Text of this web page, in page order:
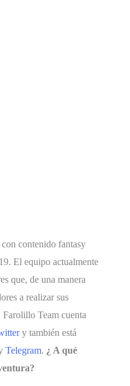
contenido fantasy
El equipo actualmente
que, de una manera
a realizar sus
Farolillo Team cuenta
y también está
Telegram. ¿ A qué